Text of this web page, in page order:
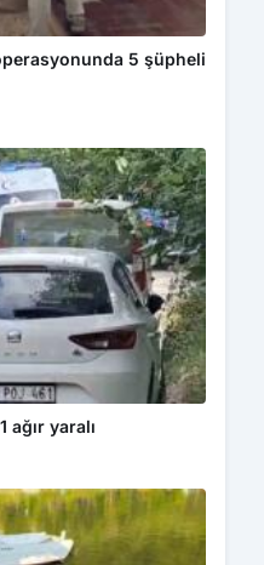
5 şüpheli
ağır yaralı